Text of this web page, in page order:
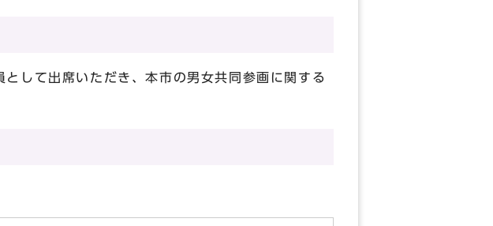
して出席いただき、本市の男女共同参画に関する